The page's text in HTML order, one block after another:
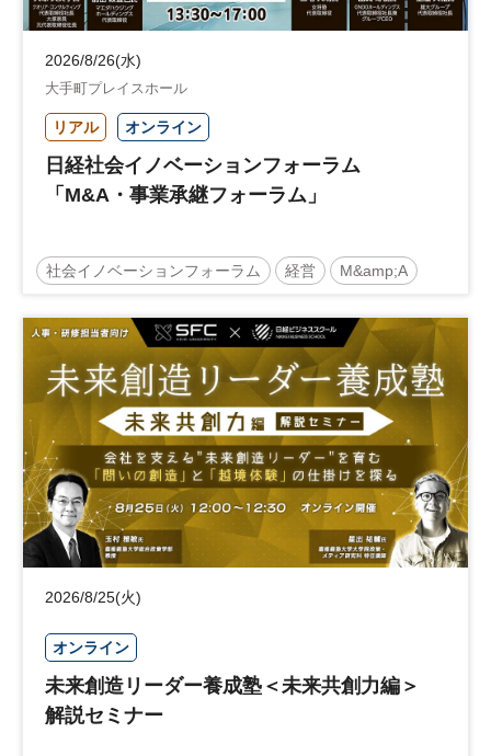
2026/8/26(水)
大手町プレイスホール
リアル オンライン
日経社会イノベーションフォーラム
「M&A・事業承継フォーラム」
社会イノベーションフォーラム 経営 M&amp;A
事業承継 中堅中小企業
日経社会イノベーションフォーラム 参加無料
2026/8/25(火)
オンライン
未来創造リーダー養成塾＜未来共創力編＞
解説セミナー